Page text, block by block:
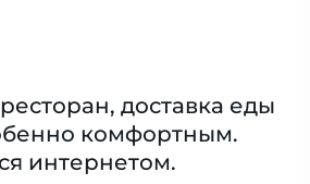
доставка еды
комфортным.
интернетом.